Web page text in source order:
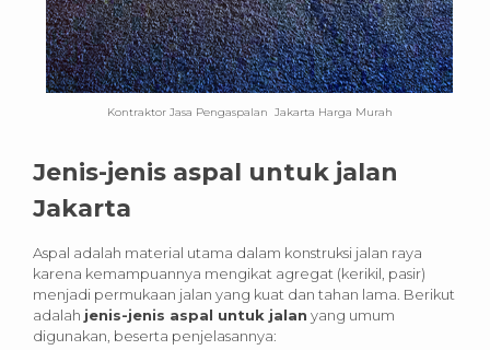
Kontraktor Jasa Pengaspalan Jakarta Harga Murah
Jenis-jenis aspal untuk jalan
Jakarta
Aspal adalah material utama dalam konstruksi jalan raya
karena kemampuannya mengikat agregat (kerikil, pasir)
menjadi permukaan jalan yang kuat dan tahan lama. Berikut
adalah jenis-jenis aspal untuk jalan yang umum
digunakan, beserta penjelasannya: